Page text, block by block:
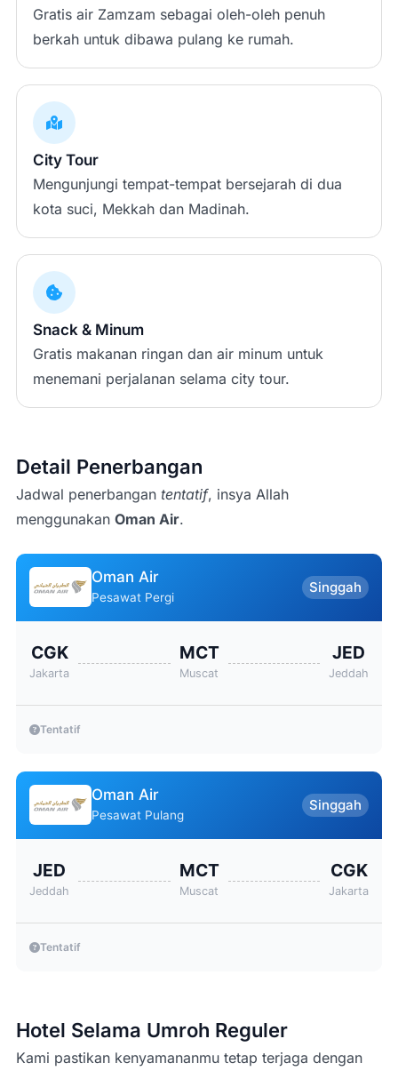
Gratis air Zamzam sebagai oleh-oleh penuh
berkah untuk dibawa pulang ke rumah.
City Tour
Mengunjungi tempat-tempat bersejarah di dua
kota suci, Mekkah dan Madinah.
Snack & Minum
Gratis makanan ringan dan air minum untuk
menemani perjalanan selama city tour.
Detail Penerbangan
Jadwal penerbangan tentatif, insya Allah
menggunakan Oman Air.
Oman Air
Pesawat Pergi
Singgah
CGK
Jakarta
MCT
Muscat
JED
Jeddah
Tentatif
Oman Air
Pesawat Pulang
Singgah
JED
Jeddah
MCT
Muscat
CGK
Jakarta
Tentatif
Hotel Selama Umroh Reguler
Kami pastikan kenyamananmu tetap terjaga dengan